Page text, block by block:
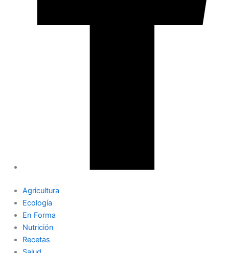
Agricultura
Ecología
En Forma
Nutrición
Recetas